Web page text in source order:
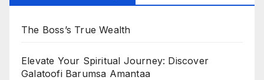
The Boss’s True Wealth
Elevate Your Spiritual Journey: Discover
Galatoofi Barumsa Amantaa